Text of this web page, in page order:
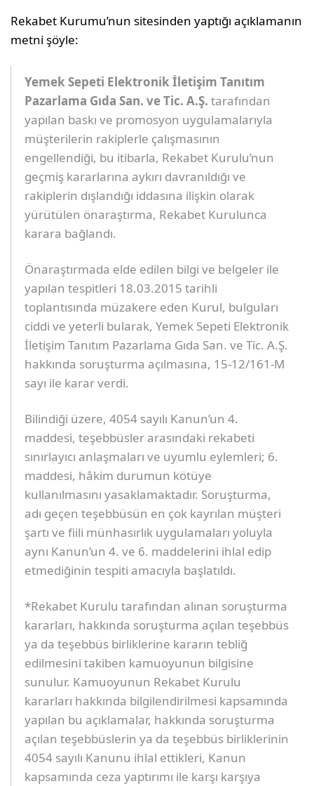
Rekabet Kurumu’nun sitesinden yaptığı açıklamanın
metni şöyle:
Yemek Sepeti Elektronik İletişim Tanıtım
Pazarlama Gıda San. ve Tic. A.Ş. tarafından
yapılan baskı ve promosyon uygulamalarıyla
müşterilerin rakiplerle çalışmasının
engellendiği, bu itibarla, Rekabet Kurulu’nun
geçmiş kararlarına aykırı davranıldığı ve
rakiplerin dışlandığı iddasına ilişkin olarak
yürütülen önaraştırma, Rekabet Kurulunca
karara bağlandı.
Önaraştırmada elde edilen bilgi ve belgeler ile
yapılan tespitleri 18.03.2015 tarihli
toplantısında müzakere eden Kurul, bulguları
ciddi ve yeterli bularak, Yemek Sepeti Elektronik
İletişim Tanıtım Pazarlama Gıda San. ve Tic. A.Ş.
hakkında soruşturma açılmasına, 15-12/161-M
sayı ile karar verdi.
Bilindiği üzere, 4054 sayılı Kanun’un 4.
maddesi, teşebbüsler arasındaki rekabeti
sınırlayıcı anlaşmaları ve uyumlu eylemleri; 6.
maddesi, hâkim durumun kötüye
kullanılmasını yasaklamaktadır. Soruşturma,
adı geçen teşebbüsün en çok kayrılan müşteri
şartı ve fiili münhasırlık uygulamaları yoluyla
aynı Kanun’un 4. ve 6. maddelerini ihlal edip
etmediğinin tespiti amacıyla başlatıldı.
*Rekabet Kurulu tarafından alınan soruşturma
kararları, hakkında soruşturma açılan teşebbüs
ya da teşebbüs birliklerine kararın tebliğ
edilmesini takiben kamuoyunun bilgisine
sunulur. Kamuoyunun Rekabet Kurulu
kararları hakkında bilgilendirilmesi kapsamında
yapılan bu açıklamalar, hakkında soruşturma
açılan teşebbüslerin ya da teşebbüs birliklerinin
4054 sayılı Kanunu ihlal ettikleri, Kanun
kapsamında ceza yaptırımı ile karşı karşıya